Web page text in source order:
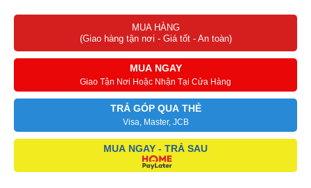
MUA HÀNG
(Giao hàng tận nơi - Giá tốt - An toàn)
MUA NGAY
Giao Tận Nơi Hoặc Nhận Tại Cửa Hàng
TRẢ GÓP QUA THẺ
Visa, Master, JCB
MUA NGAY - TRẢ SAU